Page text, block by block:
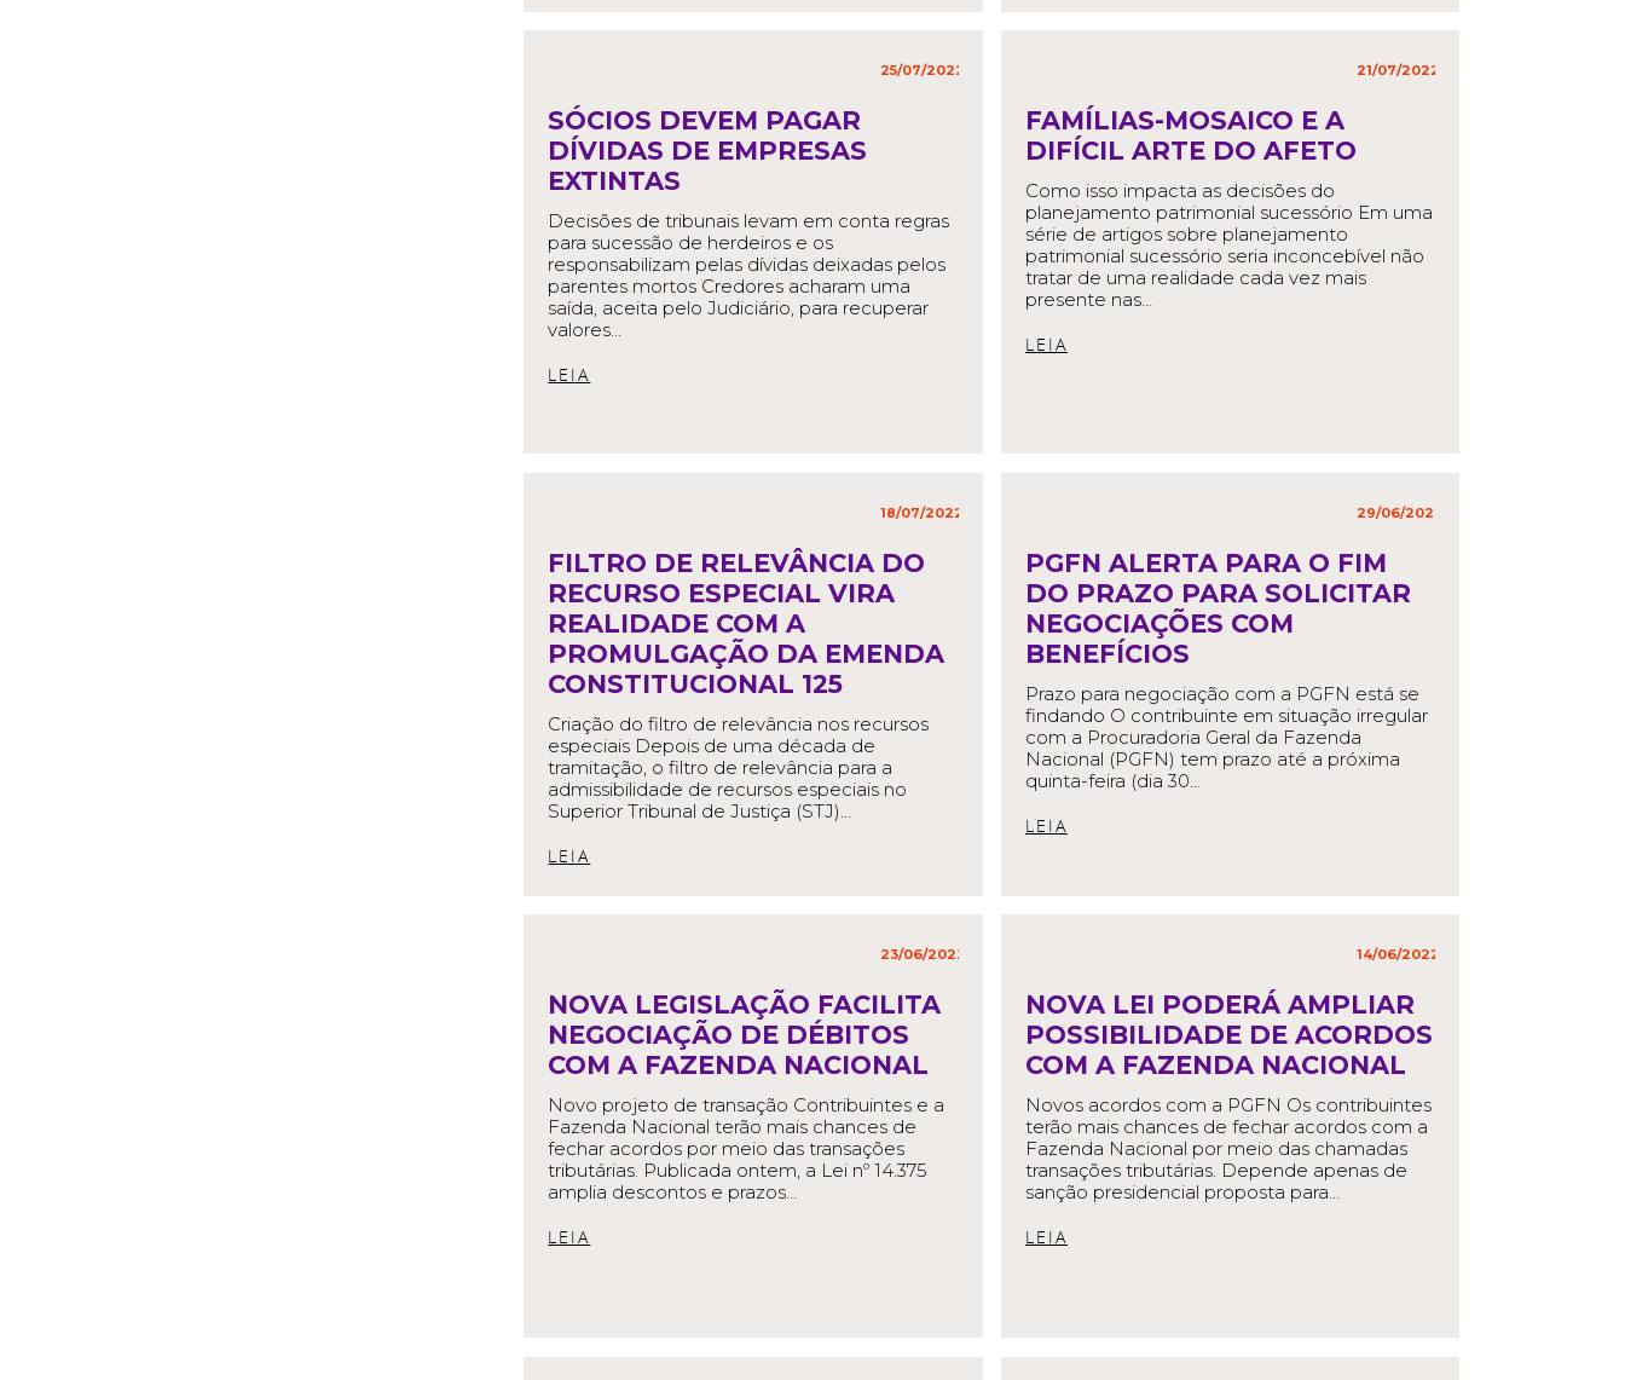
25/07/2022
SÓCIOS DEVEM PAGAR
DÍVIDAS DE EMPRESAS
EXTINTAS
Decisões de tribunais levam em conta regras
para sucessão de herdeiros e os
responsabilizam pelas dívidas deixadas pelos
parentes mortos Credores acharam uma
saída, aceita pelo Judiciário, para recuperar
valores…
21/07/2022
FAMÍLIAS-MOSAICO E A
DIFÍCIL ARTE DO AFETO
Como isso impacta as decisões do
planejamento patrimonial sucessório Em uma
série de artigos sobre planejamento
patrimonial sucessório seria inconcebível não
tratar de uma realidade cada vez mais
presente nas…
18/07/2022
FILTRO DE RELEVÂNCIA DO
RECURSO ESPECIAL VIRA
REALIDADE COM A
PROMULGAÇÃO DA EMENDA
CONSTITUCIONAL 125
Criação do filtro de relevância nos recursos
especiais Depois de uma década de
tramitação, o filtro de relevância para a
admissibilidade de recursos especiais no
Superior Tribunal de Justiça (STJ)…
29/06/2022
PGFN ALERTA PARA O FIM
DO PRAZO PARA SOLICITAR
NEGOCIAÇÕES COM
BENEFÍCIOS
Prazo para negociação com a PGFN está se
findando O contribuinte em situação irregular
com a Procuradoria Geral da Fazenda
Nacional (PGFN) tem prazo até a próxima
quinta-feira (dia 30…
23/06/2022
NOVA LEGISLAÇÃO FACILITA
NEGOCIAÇÃO DE DÉBITOS
COM A FAZENDA NACIONAL
Novo projeto de transação Contribuintes e a
Fazenda Nacional terão mais chances de
fechar acordos por meio das transações
tributárias. Publicada ontem, a Lei nº 14.375
amplia descontos e prazos…
14/06/2022
NOVA LEI PODERÁ AMPLIAR
POSSIBILIDADE DE ACORDOS
COM A FAZENDA NACIONAL
Novos acordos com a PGFN Os contribuintes
terão mais chances de fechar acordos com a
Fazenda Nacional por meio das chamadas
transações tributárias. Depende apenas de
sanção presidencial proposta para…